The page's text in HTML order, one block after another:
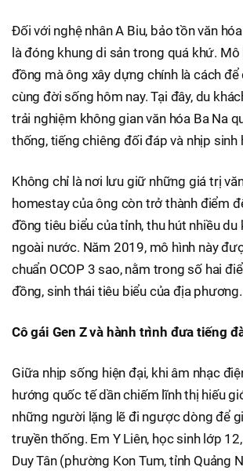
Đối với nghệ nhân A Biu, bảo tồn văn
là đóng khung di sản trong quá khứ.
đồng mà ông xây dựng chính là cách để
cùng đời sống hôm nay. Tại đây, du
trải nghiệm không gian văn hóa Ba Na
thống, tiếng chiêng đối đáp và nhịp sinh
Không chỉ là nơi lưu giữ những giá trị
homestay của ông còn trở thành điểm
đồng tiêu biểu của tỉnh, thu hút nhiều du
ngoài nước. Năm 2019, mô hình này
chuẩn OCOP 3 sao, nằm trong số hai
đồng, sinh thái tiêu biểu của địa phương.
Cô gái Gen Z và hành trình đưa tiếng
Giữa nhịp sống hiện đại, khi âm nhạc
hướng quốc tế dần chiếm lĩnh thị hiếu
những người lặng lẽ đi ngược dòng để
truyền thống. Em Y Liên, học sinh lớp
Duy Tân (phường Kon Tum, tỉnh Quảng